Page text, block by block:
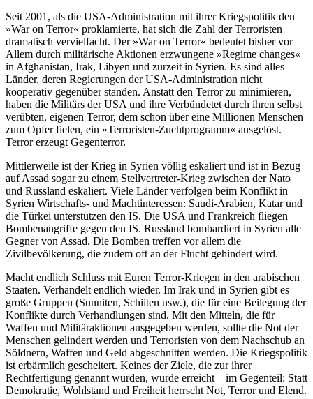
Seit 2001, als die USA-Administration mit ihrer Kriegspolitik den
»War on Terror« proklamierte, hat sich die Zahl der Terroristen
dramatisch vervielfacht. Der »War on Terror« bedeutet bisher vor
Allem durch militärische Aktionen erzwungene »Regime changes«
in Afghanistan, Irak, Libyen und zurzeit in Syrien. Es sind alles
Länder, deren Regierungen der USA-Administration nicht
kooperativ gegenüber standen. Anstatt den Terror zu minimieren,
haben die Militärs der USA und ihre Verbündetet durch ihren selbst
verübten, eigenen Terror, dem schon über eine Millionen Menschen
zum Opfer fielen, ein »Terroristen-Zuchtprogramm« ausgelöst.
Terror erzeugt Gegenterror.
Mittlerweile ist der Krieg in Syrien völlig eskaliert und ist in Bezug
auf Assad sogar zu einem Stellvertreter-Krieg zwischen der Nato
und Russland eskaliert. Viele Länder verfolgen beim Konflikt in
Syrien Wirtschafts- und Machtinteressen: Saudi-Arabien, Katar und
die Türkei unterstützen den IS. Die USA und Frankreich fliegen
Bombenangriffe gegen den IS. Russland bombardiert in Syrien alle
Gegner von Assad. Die Bomben treffen vor allem die
Zivilbevölkerung, die zudem oft an der Flucht gehindert wird.
Macht endlich Schluss mit Euren Terror-Kriegen in den arabischen
Staaten. Verhandelt endlich wieder. Im Irak und in Syrien gibt es
große Gruppen (Sunniten, Schiiten usw.), die für eine Beilegung der
Konflikte durch Verhandlungen sind. Mit den Mitteln, die für
Waffen und Militäraktionen ausgegeben werden, sollte die Not der
Menschen gelindert werden und Terroristen von dem Nachschub an
Söldnern, Waffen und Geld abgeschnitten werden. Die Kriegspolitik
ist erbärmlich gescheitert. Keines der Ziele, die zur ihrer
Rechtfertigung genannt wurden, wurde erreicht – im Gegenteil: Statt
Demokratie, Wohlstand und Freiheit herrscht Not, Terror und Elend.